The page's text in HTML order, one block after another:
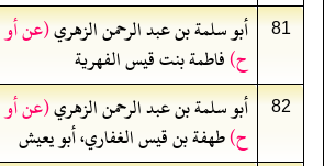
81 أبو سلمة بن عبد الرحمن الزهري(عن أو
ح)فاطمة بنت قيس الفهرية
82 أبو سلمة بن عبد الرحمن الزهري(عن أو
ح)طهفة بن قيس الغفاري، أبو يعيش